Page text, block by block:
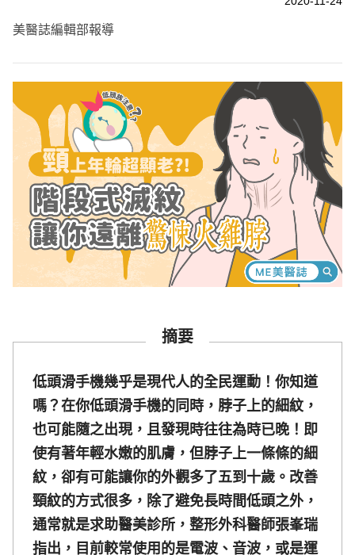
美醫誌編輯部報導
摘要
低頭滑手機幾乎是現代人的全民運動！你知道
嗎？在你低頭滑手機的同時，脖子上的細紋，
也可能隨之出現，且發現時往往為時已晚！即
使有著年輕水嫩的肌膚，但脖子上一條條的細
紋，卻有可能讓你的外觀多了五到十歲。改善
頸紋的方式很多，除了避免長時間低頭之外，
通常就是求助醫美診所，整形外科醫師張峯瑞
指出，目前較常使用的是電波、音波，或是運